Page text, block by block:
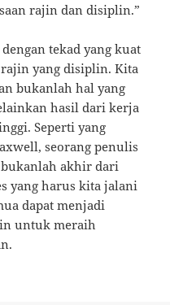
rajin dan disiplin.”
tekad yang kuat
yang disiplin. Kita
bukanlah hal yang
hasil dari kerja
Seperti yang
seorang penulis
bukanlah akhir dari
yang harus kita jalani
dapat menjadi
untuk meraih